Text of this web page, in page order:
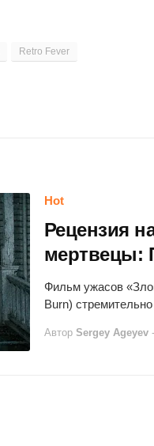
Retro Fever
Hot
Рецензия
мертвецы:
Фильм ужасов
Burn)
Автор Sergey Ageyev -